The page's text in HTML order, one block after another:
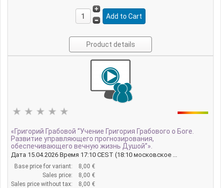
Product details
«Григорий Грабовой “Учение Григория Грабового о Боге.
Развитие управляющего прогнозирования,
обеспечивающего вечную жизнь Душой”».
Дата 15.04.2026 Время 17:10 CEST (18:10 московское ...
Base price for variant:
8,00 €
Sales price:
8,00 €
Sales price without tax:
8,00 €